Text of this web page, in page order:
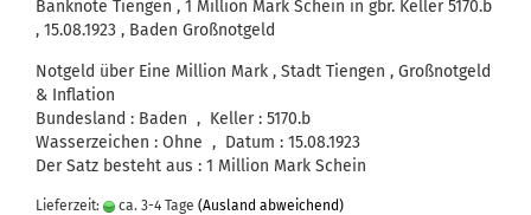
Banknote Tiengen , 1 Million Mark Schein in gbr. Keller 5170.b
, 15.08.1923 , Baden Großnotgeld
Notgeld über Eine Million Mark , Stadt Tiengen , Großnotgeld
& Inflation
Bundesland : Baden , Keller : 5170.b
Wasserzeichen : Ohne , Datum : 15.08.1923
Der Satz besteht aus : 1 Million Mark Schein
Lieferzeit: ca. 3-4 Tage (Ausland abweichend)